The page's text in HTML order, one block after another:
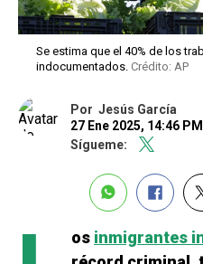
Se estima que el 40% de los
indocumentados. Crédito: AP
Por Jesús García
27 Ene 2025, 14:46
Sígueme:
os inmigrantes